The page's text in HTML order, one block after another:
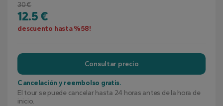
30 €
12.5 €
descuento hasta %58!
Consultar precio
Cancelación y reembolso gratis.
El tour se puede cancelar hasta 24 horas antes de la hora de
inicio.